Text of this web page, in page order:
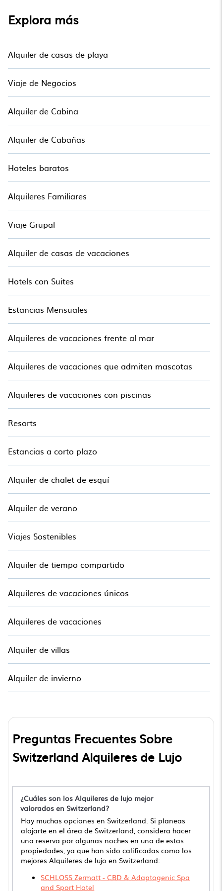
Explora más
Alquiler de casas de playa
Viaje de Negocios
Alquiler de Cabina
Alquiler de Cabañas
Hoteles baratos
Alquileres Familiares
Viaje Grupal
Alquiler de casas de vacaciones
Hotels con Suites
Estancias Mensuales
Alquileres de vacaciones frente al mar
Alquileres de vacaciones que admiten mascotas
Alquileres de vacaciones con piscinas
Resorts
Estancias a corto plazo
Alquiler de chalet de esquí
Alquiler de verano
Viajes Sostenibles
Alquiler de tiempo compartido
Alquileres de vacaciones únicos
Alquileres de vacaciones
Alquiler de villas
Alquiler de invierno
Preguntas Frecuentes Sobre
Switzerland Alquileres de Lujo
¿Cuáles son los Alquileres de lujo mejor
valorados en Switzerland?
Hay muchas opciones en Switzerland. Si planeas
alojarte en el área de Switzerland, considera hacer
una reserva por algunas noches en una de estas
propiedades, ya que han sido calificadas como los
mejores Alquileres de lujo en Switzerland:
SCHLOSS Zermatt - CBD & Adaptogenic Spa
and Sport Hotel